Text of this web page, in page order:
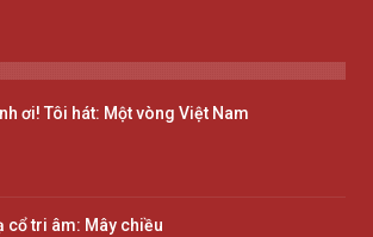
ơi! Tôi hát: Một vòng Việt Nam
cổ tri âm: Mây chiều